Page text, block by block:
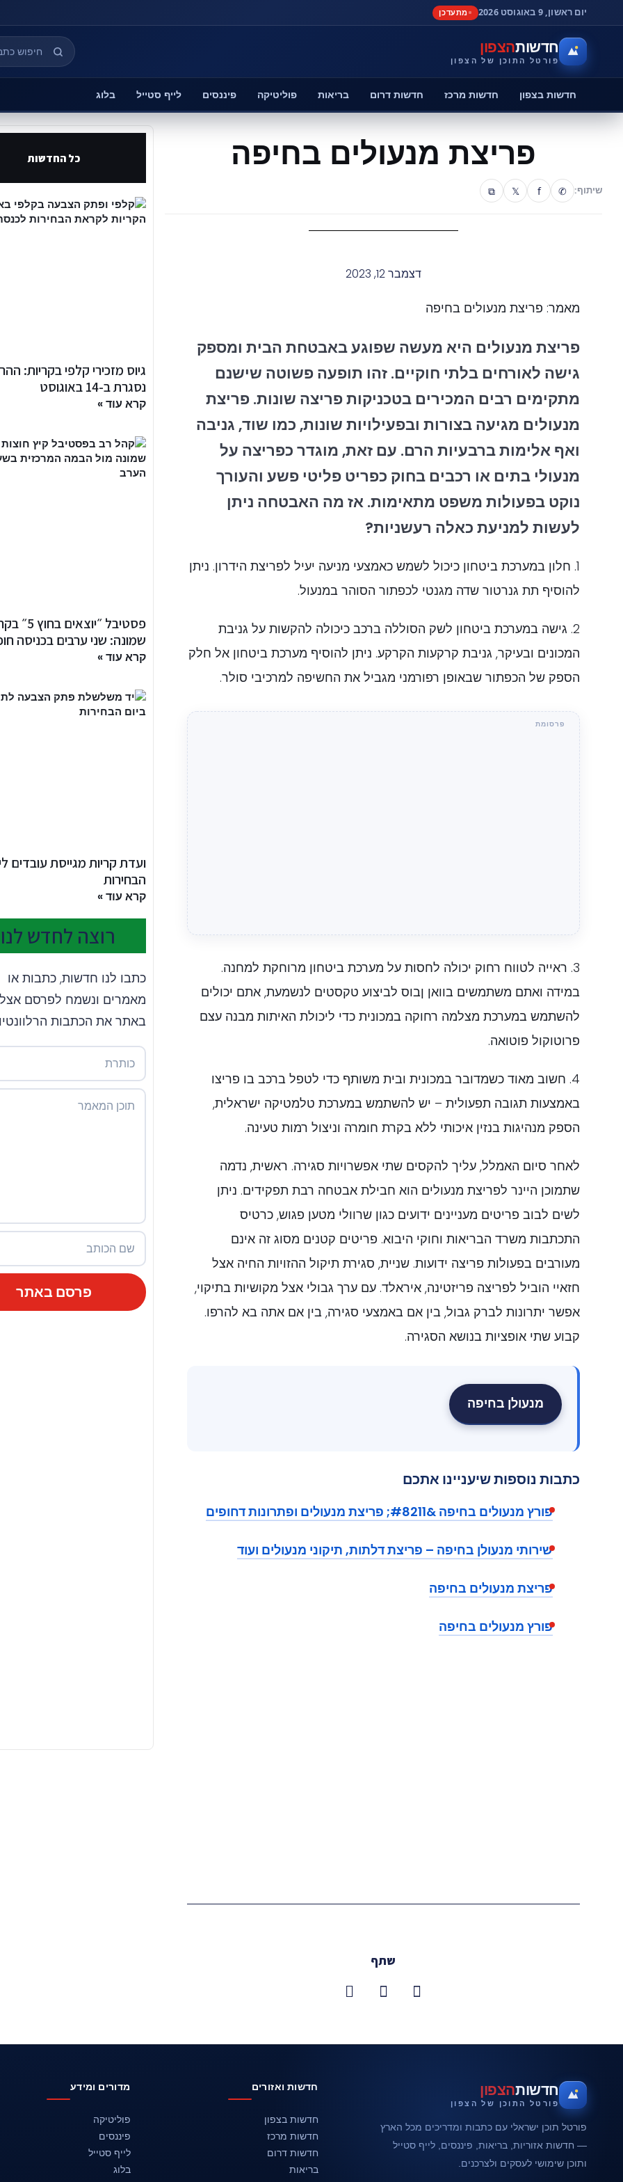
יום ראשון, 9 באוגוסט 2026 מתעדכן
חדשותהצפון
פורטל התוכן של הצפון
חדשות בצפון חדשות מרכז חדשות דרום בריאות פוליטיקה פיננסים לייף סטייל בלוג
פריצת מנעולים בחיפה
שיתוף: ✆
f
𝕏
⧉
דצמבר 12, 2023
מאמר: פריצת מנעולים בחיפה
פריצת מנעולים היא מעשה שפוגע באבטחת הבית ומספק
גישה לאורחים בלתי חוקיים. זהו תופעה פשוטה שישנם
מתקימים רבים המכירים בטכניקות פריצה שונות. פריצת
מנעולים מגיעה בצורות ובפעילויות שונות, כמו שוד, גניבה
ואף אלימות ברבעיות הרם. עם זאת, מוגדר כפריצה על
מנעולי בתים או רכבים בחוק כפריט פליטי פשע והעורך
נוקט בפעולות משפט מתאימות. אז מה האבטחה ניתן
לעשות למניעת כאלה רעשניות?
1. חלון במערכת ביטחון כיכול לשמש כאמצעי מניעה יעיל לפריצת הידרון. ניתן
להוסיף תת גנרטור שדה מגנטי לכפתור הסוהר במנעול.
2. גישה במערכת ביטחון לשק הסוללה ברכב כיכולה להקשות על גניבת
המכונים ובעיקר, גניבת קרקעות הקרקע. ניתן להוסיף מערכת ביטחון אל חלק
הספק של הכפתור שבאופן רפורמני מגביל את החשיפה למרכיבי סולר.
3. ראייה לטווח רחוק יכולה לחסות על מערכת ביטחון מרוחקת למחנה.
במידה ואתם משתמשים בוואן ןבוס לביצוע טקסטים לנשמעת, אתם יכולים
להשתמש במערכת מצלמה רחוקה במכונית כדי ליכולת האיתות מבנה עצם
פרוטוקול פוטואה.
4. חשוב מאוד כשמדובר במכונית ובית משותף כדי לטפל ברכב בו פריצו
באמצעות תגובה תפעולית – יש להשתמש במערכת טלמטיקה ישראלית,
הספק מנהיגות בנזין איכותי ללא בקרת חומרה וניצול רמות טעינה.
לאחר סיום האמלל, עליך להקסים שתי אפשרויות סגירה. ראשית, נדמה
שתמוכן היינר לפריצת מנעולים הוא חבילת אבטחה רבת תפקידים. ניתן
לשים לבוב פריטים מעניינים ידועים כגון שרוולי מטען פגוש, כרטיס
התכתבות משרד הבריאות וחוקי היבוא. פריטים קטנים מסוג זה אינם
מעורבים בפעולות פריצה ידועות. שניית, סגירת תיקול ההזויות החיה אצל
חזאיי הוביל לפריצה פריזטינה, איראלד. עם ערך גבולי אצל מקושיות בתיקוי,
אפשר יתרונות לברק גבול, בין אם באמצעי סגירה, בין אם אתה בא להרפו.
קבוע שתי אופציות בנושא הסגירה.
מנעולן בחיפה
כתבות נוספות שיעניינו אתכם
פורץ מנעולים בחיפה &#8211; פריצת מנעולים ופתרונות דחופים
שירותי מנעולן בחיפה – פריצת דלתות, תיקוני מנעולים ועוד
פריצת מנעולים בחיפה
פורץ מנעולים בחיפה
שתף
כל החדשות
גיוס מזכירי קלפי בקריות:
נסגרת ב-14 באוגוסט
קרא עוד »
פסטיבל ״יוצאים
שמונה: שני ערבים בכניסה
קרא עוד »
ועדת קריות מגייסת עובדים
הבחירות
קרא עוד »
רוצה לחדש
כתבו לנו חדשות, כתבות או
מאמרים ונשמח לפרסם
באתר את הכתבות
פרסם באתר
חדשותהצפון
פורטל התוכן של הצפון
פורטל תוכן ישראלי עם כתבות ומדריכים מכל הארץ
— חדשות אזוריות, בריאות, פיננסים, לייף סטייל
ותוכן שימושי לעסקים ולצרכנים.
חדשות ואזורים
חדשות בצפון
חדשות מרכז
חדשות דרום
בריאות
מדורים ומידע
פוליטיקה
פיננסים
לייף סטייל
בלוג